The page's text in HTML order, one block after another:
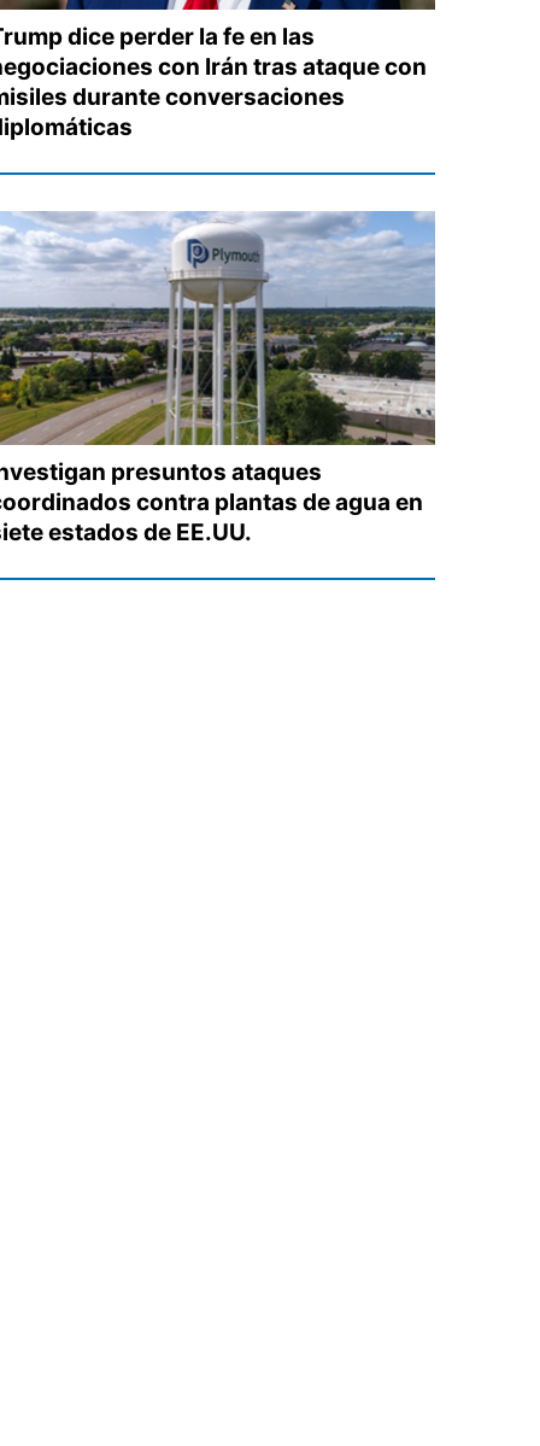
dice perder la fe en las
con Irán tras ataque con
durante conversaciones
presuntos ataques
contra plantas de agua en
estados de EE.UU.